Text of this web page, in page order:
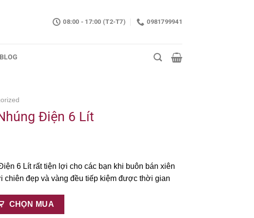
08:00 - 17:00 (T2-T7) 0981799941
BLOG
Điện 6 Lít
6 Lít rất tiện lợi cho các bạn khi buôn bán xiên
chiên đẹp và vàng đều tiếp kiệm được thời gian
6 Lít số lượng
CHỌN MUA